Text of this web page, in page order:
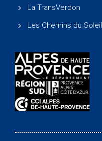
La TransVerdon
Les Chemins du Soleil